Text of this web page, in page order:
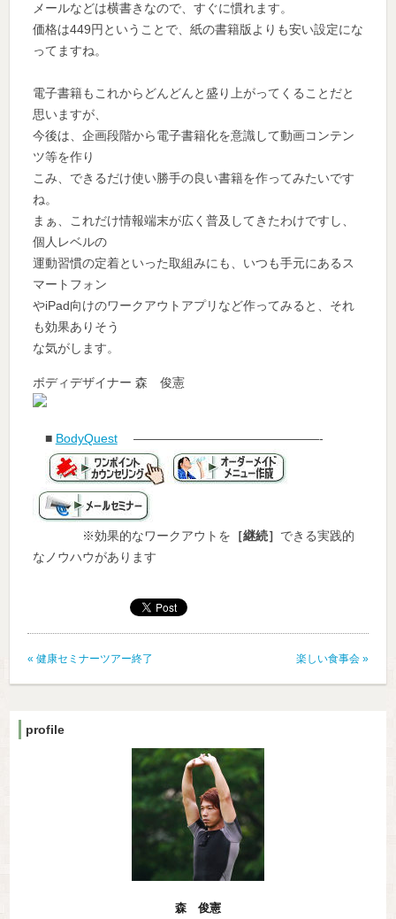
メールなどは横書きなので、すぐに慣れます。
価格は449円ということで、紙の書籍版よりも安い設定にな
ってますね。
電子書籍もこれからどんどんと盛り上がってくることだと
思いますが、
今後は、企画段階から電子書籍化を意識して動画コンテン
ツ等を作り
こみ、できるだけ使い勝手の良い書籍を作ってみたいです
ね。
まぁ、これだけ情報端末が広く普及してきたわけですし、
個人レベルの
運動習慣の定着といった取組みにも、いつも手元にあるス
マートフォン
やiPad向けのワークアウトアプリなど作ってみると、それ
も効果ありそう
な気がします。
ボディデザイナー 森 俊憲
■ BodyQuest———————————————-
※効果的なワークアウトを ［継続］ できる実践的
なノウハウがあります
« 健康セミナーツアー終了 楽しい食事会 »
profile
森 俊憲